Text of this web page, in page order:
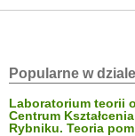
Popularne w
Laboratorium teorii
Centrum
Rybniku. Teoria